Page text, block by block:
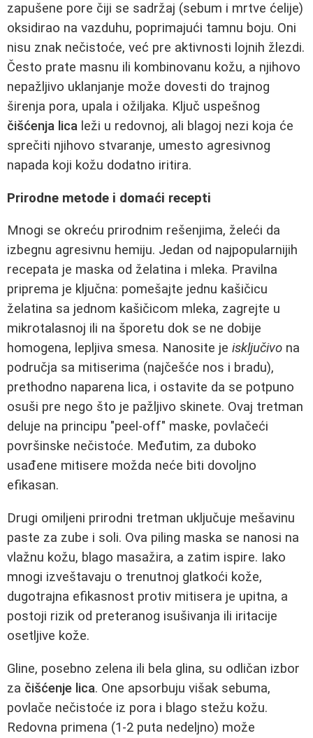
zapušene pore čiji se sadržaj (sebum i mrtve ćelije)
oksidirao na vazduhu, poprimajući tamnu boju. Oni
nisu znak nečistoće, već pre aktivnosti lojnih žlezdi.
Često prate masnu ili kombinovanu kožu, a njihovo
nepažljivo uklanjanje može dovesti do trajnog
širenja pora, upala i ožiljaka. Ključ uspešnog
čišćenja lica leži u redovnoj, ali blagoj nezi koja će
sprečiti njihovo stvaranje, umesto agresivnog
napada koji kožu dodatno iritira.
Prirodne metode i domaći recepti
Mnogi se okreću prirodnim rešenjima, želeći da
izbegnu agresivnu hemiju. Jedan od najpopularnijih
recepata je maska od želatina i mleka. Pravilna
priprema je ključna: pomešajte jednu kašičicu
želatina sa jednom kašičicom mleka, zagrejte u
mikrotalasnoj ili na šporetu dok se ne dobije
homogena, lepljiva smesa. Nanosite je isključivo na
područja sa mitiserima (najčešće nos i bradu),
prethodno naparena lica, i ostavite da se potpuno
osuši pre nego što je pažljivo skinete. Ovaj tretman
deluje na principu "peel-off" maske, povlačeći
površinske nečistoće. Međutim, za duboko
usađene mitisere možda neće biti dovoljno
efikasan.
Drugi omiljeni prirodni tretman uključuje mešavinu
paste za zube i soli. Ova piling maska se nanosi na
vlažnu kožu, blago masažira, a zatim ispire. Iako
mnogi izveštavaju o trenutnoj glatkoći kože,
dugotrajna efikasnost protiv mitisera je upitna, a
postoji rizik od preteranog isušivanja ili iritacije
osetljive kože.
Gline, posebno zelena ili bela glina, su odličan izbor
za čišćenje lica. One apsorbuju višak sebuma,
povlače nečistoće iz pora i blago stežu kožu.
Redovna primena (1-2 puta nedeljno) može